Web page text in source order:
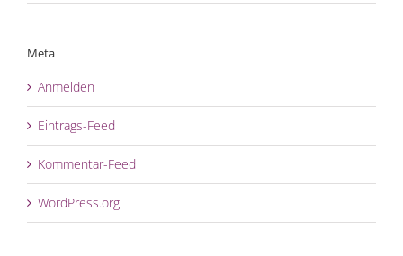
Meta
Anmelden
Eintrags-Feed
Kommentar-Feed
WordPress.org